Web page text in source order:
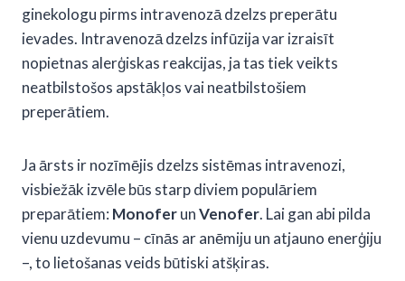
ginekologu pirms intravenozā dzelzs preperātu
ievades. Intravenozā dzelzs infūzija var izraisīt
nopietnas alerģiskas reakcijas, ja tas tiek veikts
neatbilstošos apstākļos vai neatbilstošiem
preperātiem.
Ja ārsts ir nozīmējis dzelzs sistēmas intravenozi,
visbiežāk izvēle būs starp diviem populāriem
preparātiem: MonoferunVenofer. Lai gan abi pilda
vienu uzdevumu – cīnās ar anēmiju un atjauno enerģiju
–, to lietošanas veids būtiski atšķiras.